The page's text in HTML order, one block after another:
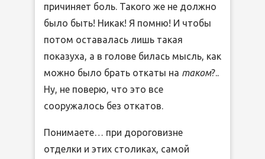
причиняет боль. Такого же не должно
было быть! Никак! Я помню! И чтобы
потом оставалась лишь такая
показуха, а в голове билась мысль, как
можно было брать откаты на таком?..
Ну, не поверю, что это все
сооружалось без откатов.
Понимаете… при дороговизне
отделки и этих столиках, самой